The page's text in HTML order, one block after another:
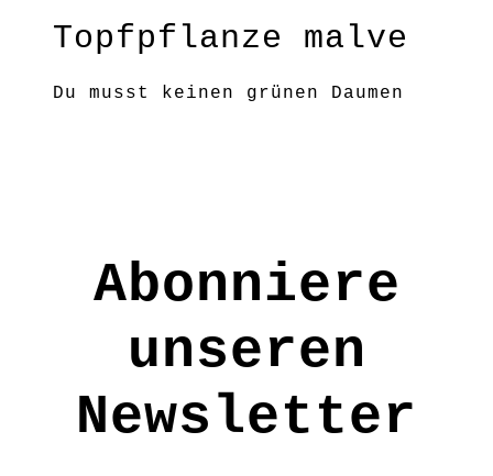
Topfpflanze malve
Du musst keinen grünen Daumen
Pflege: Handwäsche
€15,90
Abonniere
unseren
Newsletter